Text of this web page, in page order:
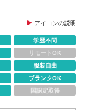
アイコンの説明
学歴不問
リモートOK
服装自由
ブランクOK
国認定取得